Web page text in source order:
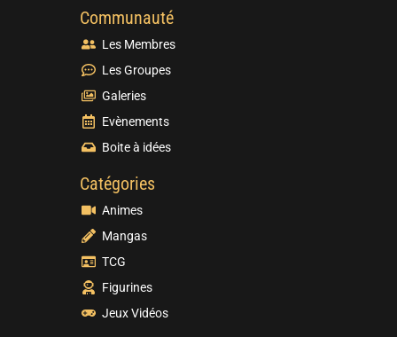
Communauté
Les Membres
Les Groupes
Galeries
Evènements
Boite à idées
Catégories
Animes
Mangas
TCG
Figurines
Jeux Vidéos